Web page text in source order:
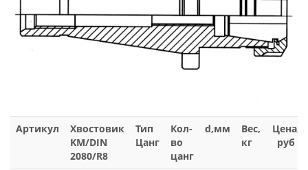
Артикул
Хвостовик
KM/DIN
2080/R8
Тип
Цанг
Кол-
во
цанг
d,мм
Вес,
кг
Цена,
руб